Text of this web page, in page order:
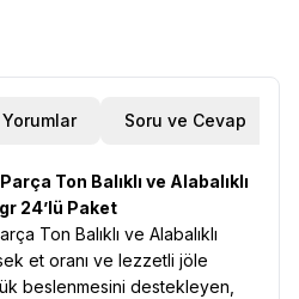
Yorumlar Soru ve Cevap
Ton Balıklı ve Alabalıklı
24’lü Paket
Ton Balıklı ve Alabalıklı
et oranı ve lezzetli jöle
beslenmesini destekleyen,